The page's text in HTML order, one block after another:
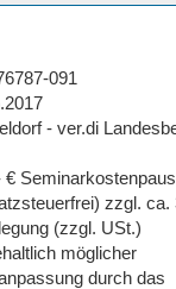
091
- ver.di
€
zzgl. ca.
(zzgl. USt.)
möglicher
durch das